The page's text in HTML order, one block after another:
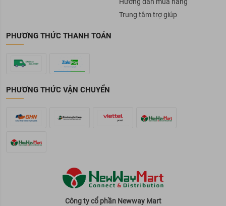
Trung tâm trợ giúp
PHƯƠNG THỨC THANH TOÁN
PHƯƠNG THỨC VẬN CHUYỂN
Công ty cổ phần Newway Mart